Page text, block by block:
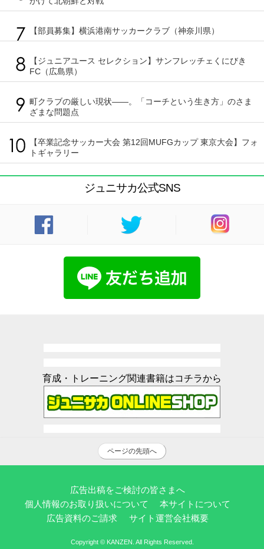
【部員募集】横浜港南サッカークラブ（神奈川県）
【ジュニアユース セレクション】サンフレッチェくにびき
FC（広島県）
町クラブの厳しい現状――。「コーチという生き方」のさま
ざまな問題点
【卒業記念サッカー大会 第12回MUFGカップ 東京大会】フォ
トギャラリー
ジュニサカ公式SNS
育成・トレーニング関連書籍はコチラから
ページの先頭へ
広告出稿をご検討の皆さまへ
個人情報のお取り扱いについて
本サイトについて
広告資料のご請求
サイト運営会社概要
Copyright © KANZEN. All Rights Reserved.